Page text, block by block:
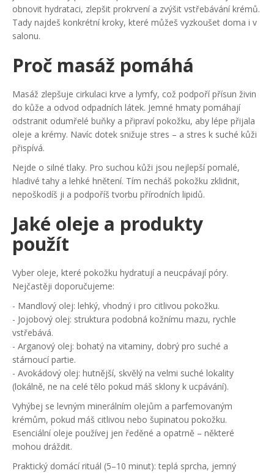
obnovit hydrataci, zlepšit prokrvení a zvýšit vstřebávání krémů.
Tady najdeš konkrétní kroky, které můžeš vyzkoušet doma i v
salonu.
Proč masáž pomáhá
Masáž zlepšuje cirkulaci krve a lymfy, což podpoří přísun živin
do kůže a odvod odpadních látek. Jemné hmaty pomáhají
odstranit odumřelé buňky a připraví pokožku, aby lépe přijala
oleje a krémy. Navíc dotek snižuje stres – a stres k suché kůži
přispívá.
Nejde o silné tlaky. Pro suchou kůži jsou nejlepší pomalé,
hladivé tahy a lehké hnětení. Tím necháš pokožku zklidnit,
nepoškodíš ji a podpoříš tvorbu přírodních lipidů.
Jaké oleje a produkty
použít
Vyber oleje, které pokožku hydratují a neucpávají póry.
Nejčastěji doporučujeme:
- Mandlový olej: lehký, vhodný i pro citlivou pokožku.
- Jojobový olej: struktura podobná kožnímu mazu, rychle
vstřebává.
- Arganový olej: bohatý na vitaminy, dobrý pro suché a
stárnoucí partie.
- Avokádový olej: hutnější, skvělý na velmi suché lokality
(lokálně, ne na celé tělo pokud máš sklony k ucpávání).
Vyhýbej se levným minerálním olejům a parfemovaným
krémům, pokud máš citlivou nebo šupinatou pokožku.
Esenciální oleje používej jen ředěné a opatrně – některé
mohou dráždit.
Praktický domácí rituál (5–10 minut): teplá sprcha, jemný